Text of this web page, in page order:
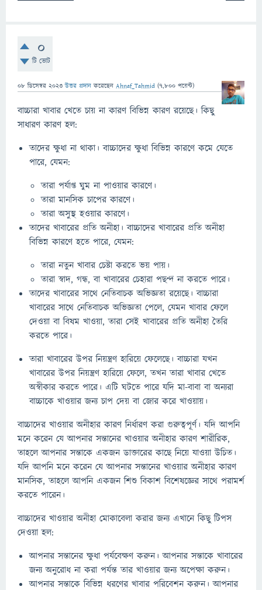
0
টি ভোট
08 ডিসেম্বর 2023 উত্তর প্রদান করেছেন Ahnaf_Tahmid (7,800 পয়েন্ট)
বাচ্চারা খাবার খেতে চায় না কারণ বিভিন্ন কারণ রয়েছে। কিছু
সাধারণ কারণ হল:
তাদের ক্ষুধা না থাকা। বাচ্চাদের ক্ষুধা বিভিন্ন কারণে কমে যেতে
পারে, যেমন:
তারা পর্যাপ্ত ঘুম না পাওয়ার কারণে।
তারা মানসিক চাপের কারণে।
তারা অসুস্থ হওয়ার কারণে।
তাদের খাবারের প্রতি অনীহা। বাচ্চাদের খাবারের প্রতি অনীহা
বিভিন্ন কারণে হতে পারে, যেমন:
তারা নতুন খাবার চেষ্টা করতে ভয় পায়।
তারা স্বাদ, গন্ধ, বা খাবারের চেহারা পছন্দ না করতে পারে।
তাদের খাবারের সাথে নেতিবাচক অভিজ্ঞতা রয়েছে। বাচ্চারা
খাবারের সাথে নেতিবাচক অভিজ্ঞতা পেলে, যেমন খাবার ফেলে
দেওয়া বা বিষম খাওয়া, তারা সেই খাবারের প্রতি অনীহা তৈরি
করতে পারে।
তারা খাবারের উপর নিয়ন্ত্রণ হারিয়ে ফেলেছে। বাচ্চারা যখন
খাবারের উপর নিয়ন্ত্রণ হারিয়ে ফেলে, তখন তারা খাবার খেতে
অস্বীকার করতে পারে। এটি ঘটতে পারে যদি মা-বাবা বা অন্যরা
বাচ্চাকে খাওয়ার জন্য চাপ দেয় বা জোর করে খাওয়ায়।
বাচ্চাদের খাওয়ার অনীহার কারণ নির্ধারণ করা গুরুত্বপূর্ণ। যদি আপনি
মনে করেন যে আপনার সন্তানের খাওয়ার অনীহার কারণ শারীরিক,
তাহলে আপনার সন্তাকে একজন ডাক্তারের কাছে নিয়ে যাওয়া উচিত।
যদি আপনি মনে করেন যে আপনার সন্তানের খাওয়ার অনীহার কারণ
মানসিক, তাহলে আপনি একজন শিশু বিকাশ বিশেষজ্ঞের সাথে পরামর্শ
করতে পারেন।
বাচ্চাদের খাওয়ার অনীহা মোকাবেলা করার জন্য এখানে কিছু টিপস
দেওয়া হল:
আপনার সন্তানের ক্ষুধা পর্যবেক্ষণ করুন। আপনার সন্তাকে খাবারের
জন্য অনুরোধ না করা পর্যন্ত তার খাওয়ার জন্য অপেক্ষা করুন।
আপনার সন্তাকে বিভিন্ন ধরণের খাবার পরিবেশন করুন। আপনার